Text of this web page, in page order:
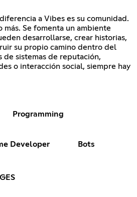
a Vibes es su comunidad.
más. Se fomenta un ambiente
desarrollarse, crear historias,
su propio camino dentro del
de sistemas de reputación,
o interacción social, siempre hay
Programming
Developer Bots